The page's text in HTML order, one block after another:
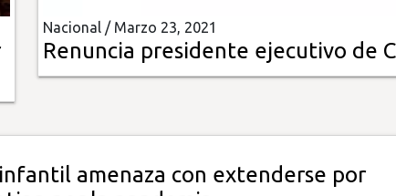
Nacional / Marzo 23, 2021
Renuncia presidente ejecutivo de
amenaza con extenderse por